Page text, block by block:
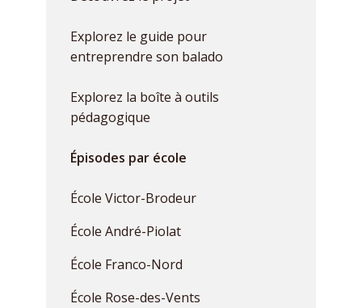
Explorez le guide pour
entreprendre son balado
Explorez la boîte à outils
pédagogique
Épisodes par école
École Victor-Brodeur
École André-Piolat
École Franco-Nord
École Rose-des-Vents